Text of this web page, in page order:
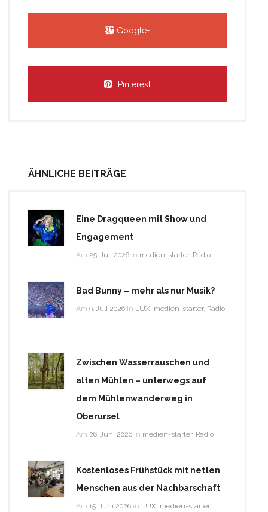
Google+
Pinterest
ÄHNLICHE BEITRÄGE
Eine Dragqueen mit Show und
Engagement
Am 25. Juli 2026 in medien-starter, Radio
Bad Bunny – mehr als nur Musik?
Am 9. Juli 2026 in LUX, medien-starter, Radio
Zwischen Wasserrauschen und
alten Mühlen – unterwegs auf
dem Mühlenwanderweg in
Oberursel
Am 26. Juni 2026 in medien-starter, Radio
Kostenloses Frühstück mit netten
Menschen aus der Nachbarschaft
Am 15. Juni 2026 in LUX, medien-starter,